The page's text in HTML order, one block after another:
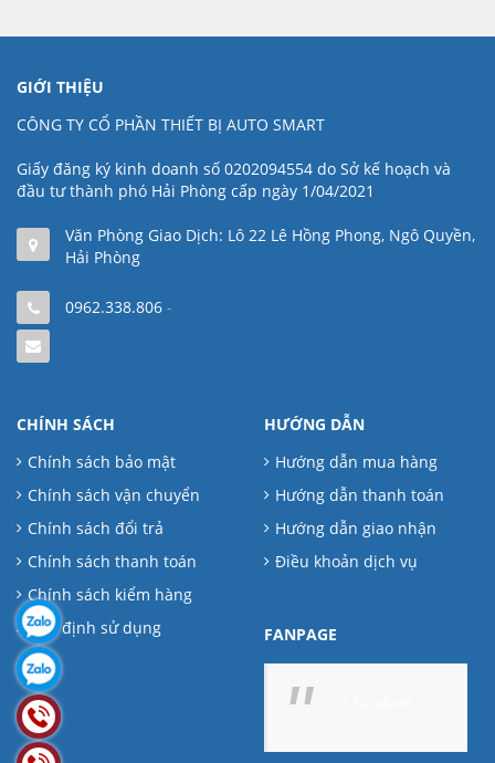
GIỚI THIỆU
CÔNG TY CỔ PHẦN THIẾT BỊ AUTO SMART
Giấy đăng ký kinh doanh số 0202094554 do Sở kế hoạch và
đầu tư thành phó Hải Phòng cấp ngày 1/04/2021
Văn Phòng Giao Dịch: Lô 22 Lê Hồng Phong, Ngô Quyền,
Hải Phòng
0962.338.806 -
CHÍNH SÁCH
Chính sách bảo mật
Chính sách vận chuyển
Chính sách đổi trả
Chính sách thanh toán
Chính sách kiểm hàng
Quy định sử dụng
HƯỚNG DẪN
Hướng dẫn mua hàng
Hướng dẫn thanh toán
Hướng dẫn giao nhận
Điều khoản dịch vụ
FANPAGE